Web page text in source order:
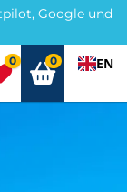
Google und
3222690
0 0 EN